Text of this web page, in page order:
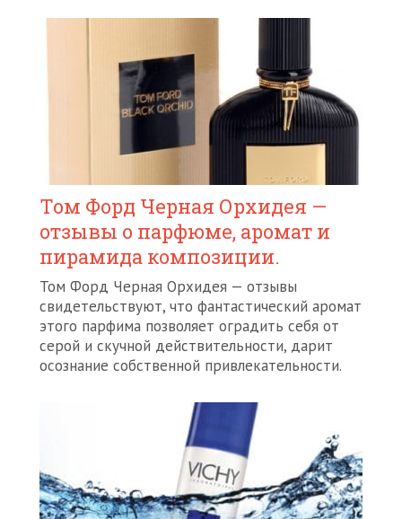
Том Форд Черная Орхидея —
отзывы о парфюме, аромат и
пирамида композиции.
Том Форд Черная Орхидея — отзывы
свидетельствуют, что фантастический аромат
этого парфима позволяет оградить себя от
серой и скучной действительности, дарит
осознание собственной привлекательности.